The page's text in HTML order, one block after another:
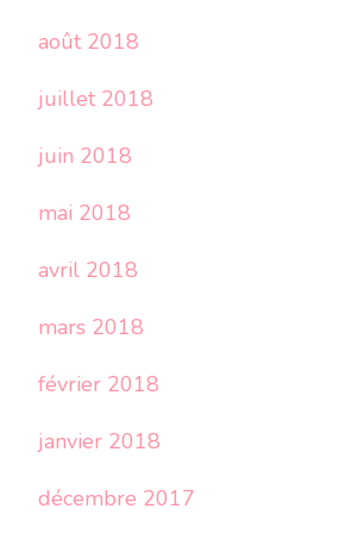
août 2018
juillet 2018
juin 2018
mai 2018
avril 2018
mars 2018
février 2018
janvier 2018
décembre 2017